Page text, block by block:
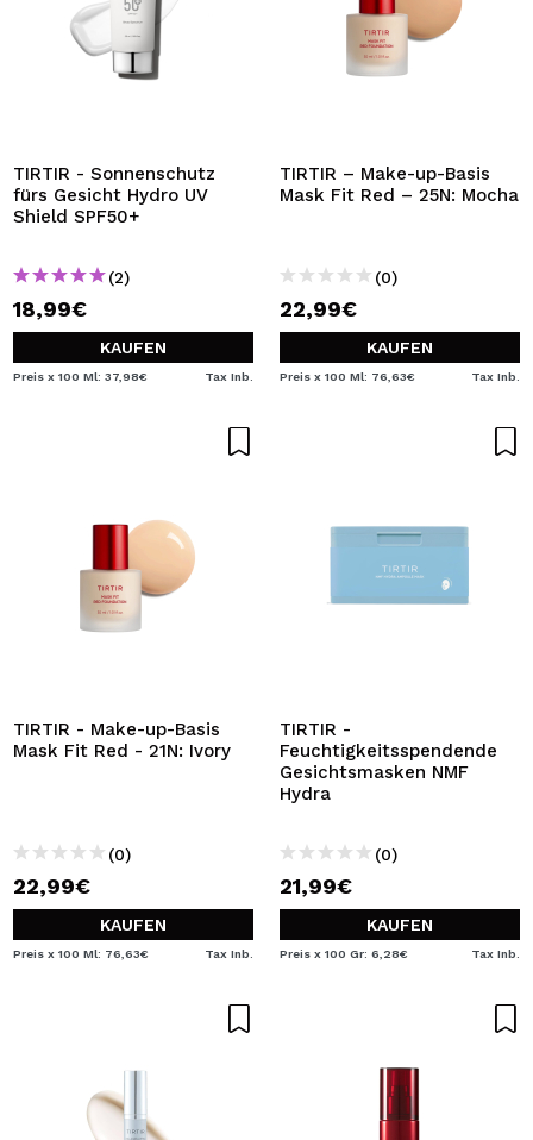
TIRTIR - Sonnenschutz
fürs Gesicht Hydro UV
Shield SPF50+
(2)
18,99€
KAUFEN
Preis x 100 Ml: 37,98€ Tax Inb.
TIRTIR – Make-up-Basis
Mask Fit Red – 25N: Mocha
(0)
22,99€
KAUFEN
Preis x 100 Ml: 76,63€ Tax Inb.
TIRTIR - Make-up-Basis
Mask Fit Red - 21N: Ivory
(0)
22,99€
KAUFEN
Preis x 100 Ml: 76,63€ Tax Inb.
TIRTIR -
Feuchtigkeitsspendende
Gesichtsmasken NMF
Hydra
(0)
21,99€
KAUFEN
Preis x 100 Gr: 6,28€ Tax Inb.